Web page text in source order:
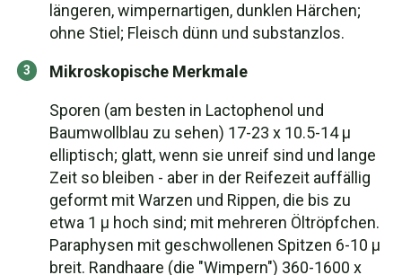
längeren, wimpernartigen, dunklen Härchen;
ohne Stiel; Fleisch dünn und substanzlos.
Mikroskopische Merkmale
Sporen (am besten in Lactophenol und
Baumwollblau zu sehen) 17-23 x 10.5-14 µ
elliptisch; glatt, wenn sie unreif sind und lange
Zeit so bleiben - aber in der Reifezeit auffällig
geformt mit Warzen und Rippen, die bis zu
etwa 1 µ hoch sind; mit mehreren Öltröpfchen.
Paraphysen mit geschwollenen Spitzen 6-10 µ
breit. Randhaare (die "Wimpern") 360-1600 x